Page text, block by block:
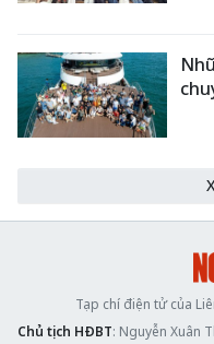
Tạp chí điện tử của
Chủ tịch HĐBT: Nguyễn Xuân